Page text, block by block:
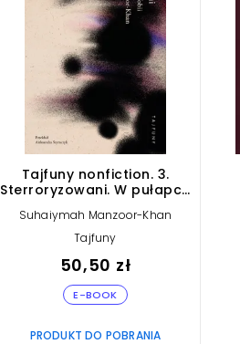
Tajfuny nonfiction. 3.
Sterroryzowani. W pułapce
Suhaiymah Manzoor-Khan
Tajfuny
50,50 zł
E-BOOK
PRODUKT DO POBRANIA